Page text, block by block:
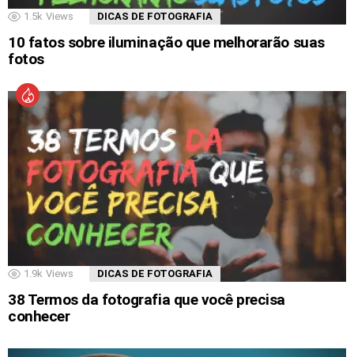
1.5k Views DICAS DE FOTOGRAFIA
10 fatos sobre iluminação que melhorarão suas
fotos
1.9k Views DICAS DE FOTOGRAFIA
38 Termos da fotografia que você precisa
conhecer